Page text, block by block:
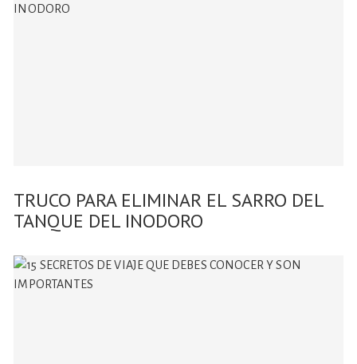
TRUCO PARA ELIMINAR EL SARRO DEL
TANQUE DEL INODORO